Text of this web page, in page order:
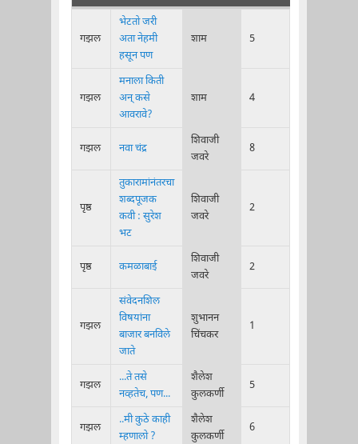
गझल
भेटतो जरी
अता नेहमी
हसून पण
शाम 5
गझल
मनाला किती
अन् कसे
आवरावे?
शाम 4
गझल नवा चंद्र
शिवाजी
जवरे
8
पृष्ठ
तुकारामांनंतरचा
शब्दपूजक
कवी : सुरेश
भट
शिवाजी
जवरे
2
पृष्ठ कमळाबाई
शिवाजी
जवरे
2
गझल
संवेदनशिल
विषयांना
बाजार बनविले
जाते
शुभानन
चिंचकर
1
गझल
...ते तसे
नव्हतेच, पण...
शैलेश
कुलकर्णी
5
गझल
..मी कुठे काही
म्हणालो ?
शैलेश
कुलकर्णी
6